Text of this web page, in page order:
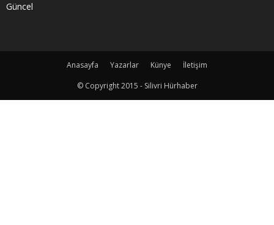
Güncel
Anasayfa Yazarlar Künye
İletişim
© Copyright 2015 - Silivri Hürhaber